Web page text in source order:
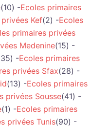
(10) -Ecoles primaires
Kef(2) -Ecoles
primaires privées
Medenine(15) -
-Ecoles primaires
privées Sfax(28) -
(13) -Ecoles primaires
privées Sousse(41) -
(1) -Ecoles primaires
privées Tunis(90) -